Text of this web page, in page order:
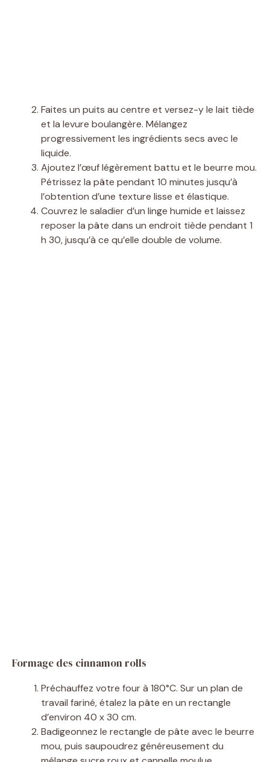
Faites un puits au centre et versez-y le lait tiède
et la levure boulangère. Mélangez
progressivement les ingrédients secs avec le
liquide.
Ajoutez l’œuf légèrement battu et le beurre mou.
Pétrissez la pâte pendant 10 minutes jusqu’à
l’obtention d’une texture lisse et élastique.
Couvrez le saladier d’un linge humide et laissez
reposer la pâte dans un endroit tiède pendant 1
h 30, jusqu’à ce qu’elle double de volume.
Formage des cinnamon rolls
Préchauffez votre four à 180°C. Sur un plan de
travail fariné, étalez la pâte en un rectangle
d’environ 40 x 30 cm.
Badigeonnez le rectangle de pâte avec le beurre
mou, puis saupoudrez généreusement du